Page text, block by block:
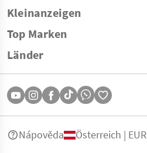
Kleinanzeigen
Top Marken
Länder
Nápověda Österreich | EUR